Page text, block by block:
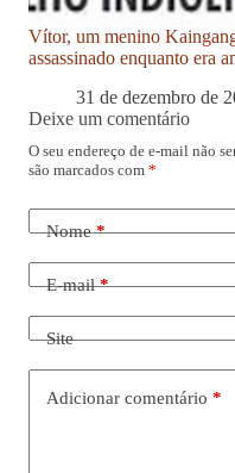
Vítor, um menino
assassinado enquanto era
31 de dezembro de
Deixe um comentário
O seu endereço de e-mail não
são marcados com *
Nome*
E-mail*
Site
Adicionar comentário *